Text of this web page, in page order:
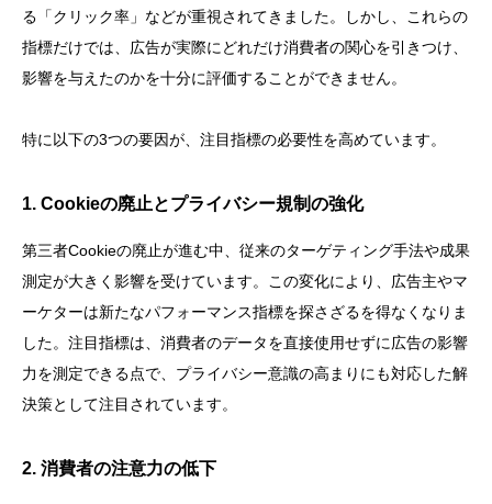
る「クリック率」などが重視されてきました。しかし、これらの
指標だけでは、広告が実際にどれだけ消費者の関心を引きつけ、
影響を与えたのかを十分に評価することができません。
特に以下の3つの要因が、注目指標の必要性を高めています。
1. Cookieの廃止とプライバシー規制の強化
第三者Cookieの廃止が進む中、従来のターゲティング手法や成果
測定が大きく影響を受けています。この変化により、広告主やマ
ーケターは新たなパフォーマンス指標を探さざるを得なくなりま
した。注目指標は、消費者のデータを直接使用せずに広告の影響
力を測定できる点で、プライバシー意識の高まりにも対応した解
決策として注目されています。
2. 消費者の注意力の低下